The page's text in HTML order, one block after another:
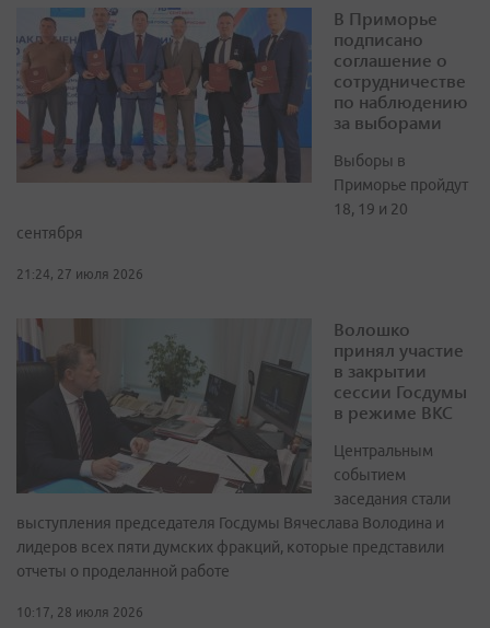
В Приморье
подписано
соглашение о
сотрудничестве
по наблюдению
за выборами
Выборы в
Приморье пройдут
18, 19 и 20
сентября
21:24, 27 июля 2026
Волошко
принял участие
в закрытии
сессии Госдумы
в режиме ВКС
Центральным
событием
заседания стали
выступления председателя Госдумы Вячеслава Володина и
лидеров всех пяти думских фракций, которые представили
отчеты о проделанной работе
10:17, 28 июля 2026